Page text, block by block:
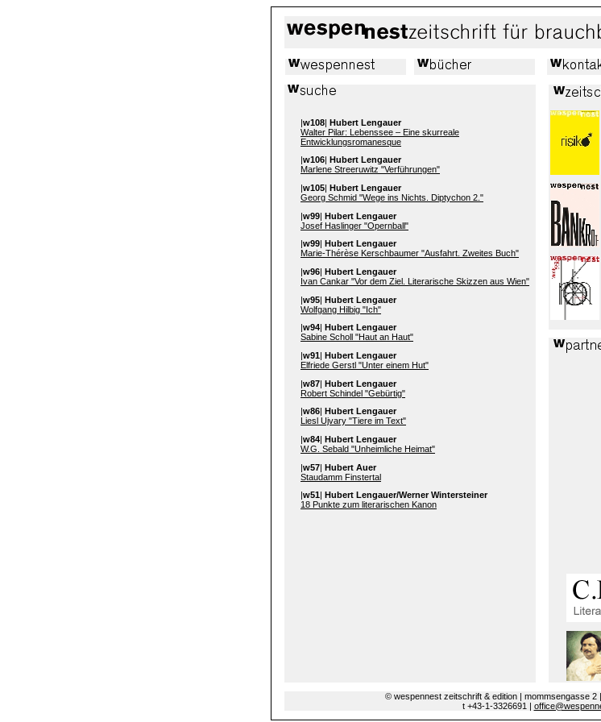
|w108| Hubert Lengauer
Walter Pilar: Lebenssee – Eine skurreale
Entwicklungsromanesque
w106
Hubert Lengauer
Marlene Streeruwitz "Verführungen"
|w105| Hubert Lengauer
Georg Schmid "Wege ins Nichts. Diptychon 2."
|w99| Hubert Lengauer
Josef Haslinger "Opernball"
w99
Hubert Lengauer
Marie-Thérèse Kerschbaumer "Ausfahrt. Zweites Buch"
|w96| Hubert Lengauer
Ivan Cankar "Vor dem Ziel. Literarische Skizzen aus Wien"
|w95| Hubert Lengauer
Wolfgang Hilbig "Ich"
w94
Hubert Lengauer
Sabine Scholl "Haut an Haut"
|w91| Hubert Lengauer
Elfriede Gerstl "Unter einem Hut"
|w87| Hubert Lengauer
Robert Schindel "Gebürtig"
w86
Hubert Lengauer
Liesl Ujvary "Tiere im Text"
|w84| Hubert Lengauer
W.G. Sebald "Unheimliche Heimat"
|w57| Hubert Auer
Staudamm Finstertal
|w51| Hubert Lengauer/Werner Wintersteiner
18 Punkte zum literarischen Kanon
© wespennest zeitschrift & edition | mommsengasse 2
t +43-1-3326691 |